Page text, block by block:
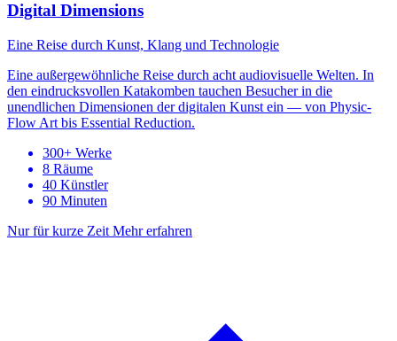
Digital Dimensions
Eine Reise durch Kunst, Klang und Technologie
Eine außergewöhnliche Reise durch acht audiovisuelle Welten. In
den eindrucksvollen Katakomben tauchen Besucher in die
unendlichen Dimensionen der digitalen Kunst ein — von Physic-
Flow Art bis Essential Reduction.
300+ Werke
8 Räume
40 Künstler
90 Minuten
Nur für kurze Zeit Mehr erfahren